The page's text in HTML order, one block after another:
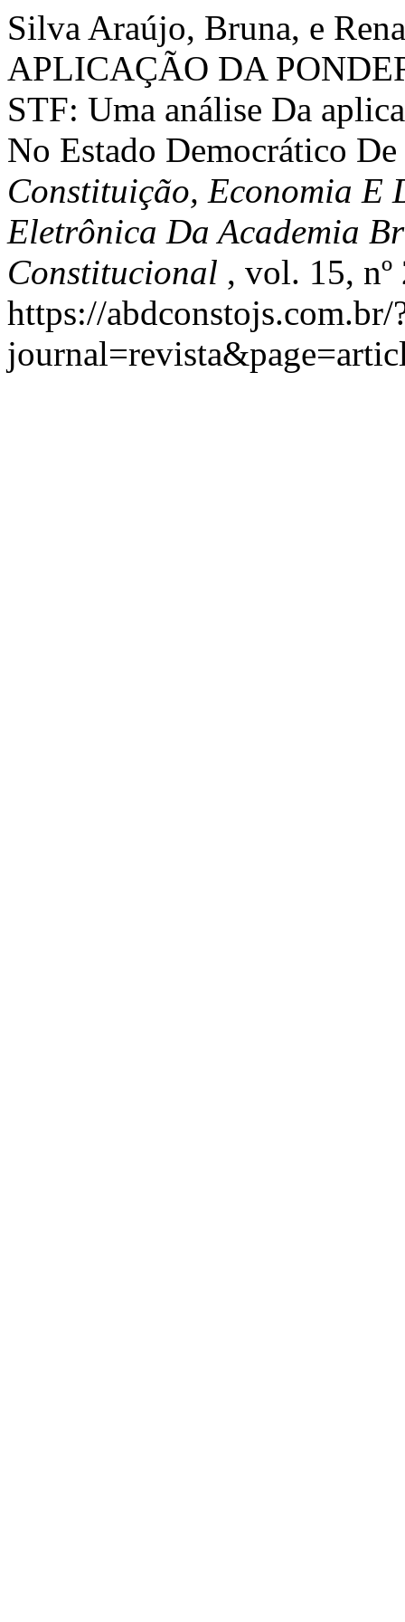
Silva Araújo, Bruna, e
APLICAÇÃO DA
STF: Uma análise Da
No Estado Democrático
Constituição, Economia E
Eletrônica Da Academia
Constitucional , vol. 15,
https://abdconstojs.com.br/